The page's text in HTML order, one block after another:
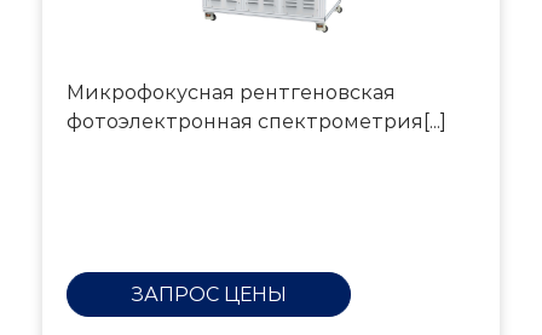
Микрофокусная рентгеновская
фотоэлектронная спектрометрия[...]
ЗАПРОС ЦЕНЫ